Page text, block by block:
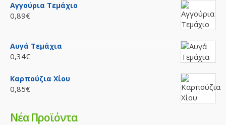
Αγγούρια Τεμάχιο
0,89€
Αυγά Τεμάχια
0,34€
Καρπούζια Χίου
0,85€
Νέα Προϊόντα